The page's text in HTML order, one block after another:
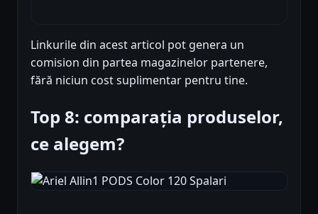
Linkurile din acest articol pot genera un
comision din partea magazinelor partenere,
fără niciun cost suplimentar pentru tine.
Top 8: comparația produselor,
ce alegem?